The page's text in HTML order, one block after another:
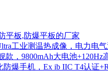
平板,防爆平板的厂家
工业测温热成像，电力电
款，9800mAh大电池+120Hz
防爆手机，Ex ib IIC T4认证